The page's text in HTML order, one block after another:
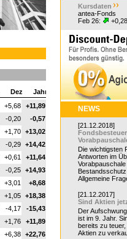
Dez
Jahr
+5,68
+11,89
-0,20
-0,57
+1,70 +13,02
-0,29 +14,42
+0,61
+11,64
-0,25 +14,93
+3,01
+8,68
+1,05 +18,38
-4,17
-15,43
+1,76
+11,89
+6,38 +22,76
Kursdaten
antea-Fonds
Feb 26:
NEWS
[21.12.2018]
Die wichtigsten
Antworten im
Allgemeine
[21.12.2017]
Sind Aktien
Der
ist im 9. Jahr.
bereits zu
Aktien zu